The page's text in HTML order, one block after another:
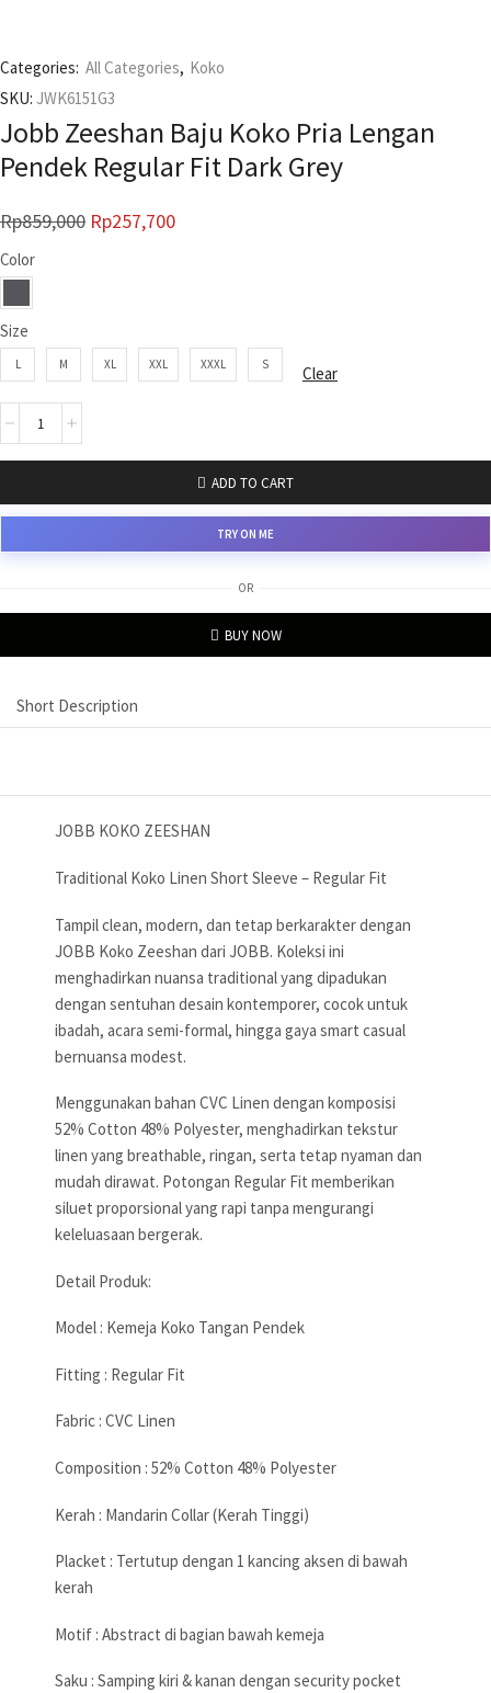
Categories: All Categories, Koko
SKU: JWK6151G3
Jobb Zeeshan Baju Koko Pria Lengan
Pendek Regular Fit Dark Grey
Rp859,000 Rp257,700
Color
Size
L M XL XXL XXXL S Clear
ADD TO CART
TRY ON ME
OR
BUY NOW
Short Description
JOBB KOKO ZEESHAN
Traditional Koko Linen Short Sleeve – Regular Fit
Tampil clean, modern, dan tetap berkarakter dengan
JOBB Koko Zeeshan dari JOBB. Koleksi ini
menghadirkan nuansa traditional yang dipadukan
dengan sentuhan desain kontemporer, cocok untuk
ibadah, acara semi-formal, hingga gaya smart casual
bernuansa modest.
Menggunakan bahan CVC Linen dengan komposisi
52% Cotton 48% Polyester, menghadirkan tekstur
linen yang breathable, ringan, serta tetap nyaman dan
mudah dirawat. Potongan Regular Fit memberikan
siluet proporsional yang rapi tanpa mengurangi
keleluasaan bergerak.
Detail Produk:
Model : Kemeja Koko Tangan Pendek
Fitting : Regular Fit
Fabric : CVC Linen
Composition : 52% Cotton 48% Polyester
Kerah : Mandarin Collar (Kerah Tinggi)
Placket : Tertutup dengan 1 kancing aksen di bawah
kerah
Motif : Abstract di bagian bawah kemeja
Saku : Samping kiri & kanan dengan security pocket